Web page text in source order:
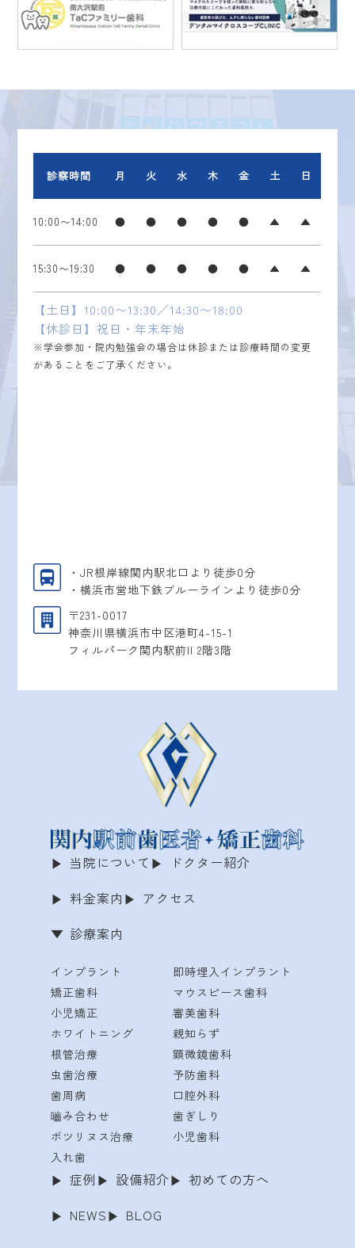
診察時間 月 火 水 木 金 土 日
10:00〜14:00 ● ● ● ● ● ▲ ▲
15:30〜19:30 ● ● ● ● ● ▲ ▲
【土日】10:00〜13:30／14:30〜18:00
【休診日】祝日・年末年始
※学会参加・院内勉強会の場合は休診または診療時間の変更
があることをご了承ください。
・JR根岸線関内駅北口より徒歩0分
・横浜市営地下鉄ブルーラインより徒歩0分
〒231-0017
神奈川県横浜市中区港町4-15-1
フィルパーク関内駅前II 2階3階
当院について
ドクター紹介
料金案内
アクセス
診療案内
インプラント
即時埋入インプラント
矯正歯科
マウスピース歯科
小児矯正
審美歯科
ホワイトニング
親知らず
根管治療
顕微鏡歯科
虫歯治療
予防歯科
歯周病
口腔外科
嚙み合わせ
歯ぎしり
ボツリヌス治療
小児歯科
入れ歯
症例 設備紹介
初めての方へ
NEWS
BLOG